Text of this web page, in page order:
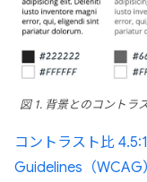
図 1. 背景とのコントラ
コントラスト比
Guidelines（WCAG